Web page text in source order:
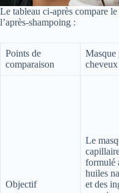
Le tableau ci-après compare
l’après-shampoing :
Points de
comparaison
Masque
cheveux
Objectif
Le
formulé
huiles
et des